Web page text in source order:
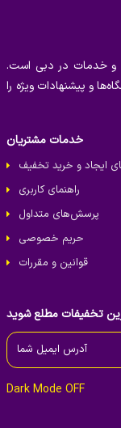
خدمات مشتریان
ایجاد و خرید تخفیف
راهنمای کاربری
پرسش‌های متداول
حریم خصوصی
قوانین و مقررات
Dark Mode OFF
و خدمات در دبی است.
و پیشنهادات ویژه را